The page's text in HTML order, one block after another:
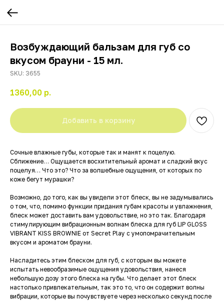
Возбуждающий бальзам для губ со
вкусом брауни - 15 мл.
SKU: 3655
1360,00 р.
Добавить в корзину
Сочные влажные губы, которые так и манят к поцелую.
Сближение… Ощущается восхитительный аромат и сладкий вкус
поцелуя… Что это? Что за волшебные ощущения, от которых по
коже бегут мурашки?
Возможно, до того, как вы увидели этот блеск, вы не задумывались
о том, что, помимо функции придания губам красоты и увлажнения,
блеск может доставить вам удовольствие, но это так. Благодаря
стимулирующим вибрационным волнам блеска для губ LIP GLOSS
VIBRANT KISS BROWNIE от Secret Play с умопомрачительным
вкусом и ароматом брауни.
Насладитесь этим блеском для губ, с которым вы можете
испытать невообразимые ощущения удовольствия, нанеся
небольшую дозу этого блеска на губы. Что делает этот блеск
настолько привлекательным, так это то, что он содержит волны
вибрации, которые вы почувствуете через несколько секунд после